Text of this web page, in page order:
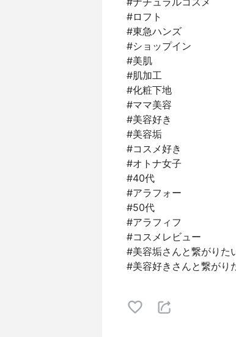
#ロフト ⁣
#東急ハンズ⁣
#ショップイン⁣
#美肌⁣
#肌加工⁣
#化粧下地⁣
#ママ美容⁣
#美容好き⁣
#美容垢⁣
#コスメ好き⁣
#オトナ女子⁣
#40代⁣
#アラフォー⁣
#50代⁣
#アラフィフ⁣
#コスメレビュー⁣
#美容垢さんと繋がりた
#美容好きさんと繋がり